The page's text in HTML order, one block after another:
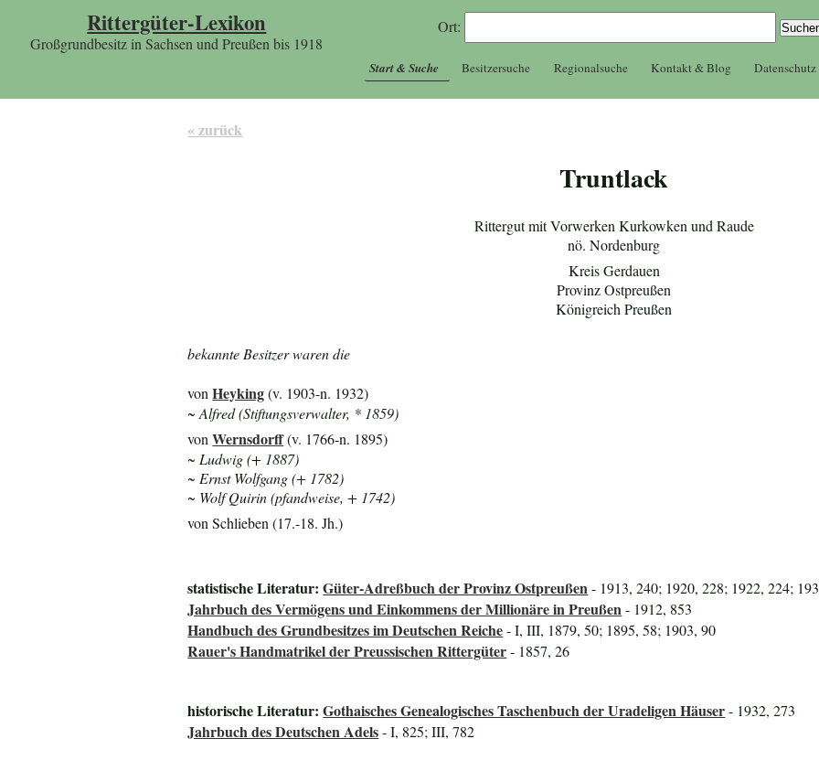
Rittergüter-Lexikon
Großgrundbesitz in Sachsen und Preußen bis 1918
Ort:
Start & Suche Besitzersuche Regionalsuche Kontakt & Blog Datenschutz
« zurück
Truntlack
Rittergut mit Vorwerken Kurkowken und Raude
nö. Nordenburg
Kreis Gerdauen
Provinz Ostpreußen
Königreich Preußen
bekannte Besitzer waren die
vonHeyking(v. 1903-n. 1932)
~ Alfred (Stiftungsverwalter, * 1859)
vonWernsdorff(v. 1766-n. 1895)
~ Ludwig (+ 1887)
~ Ernst Wolfgang (+ 1782)
~ Wolf Quirin (pfandweise,+ 1742)
von Schlieben (17.-18. Jh.)
statistische Literatur:Güter-Adreßbuch der Provinz Ostpreußen - 1913, 240; 1920, 228; 1922, 224;
Jahrbuch des Vermögens und Einkommens der Millionäre in Preußen - 1912, 853
Handbuch des Grundbesitzes im Deutschen Reiche- I, III, 1879, 50; 1895, 58; 1903, 90
Rauer's Handmatrikel der Preussischen Rittergüter- 1857, 26
historische Literatur:Gothaisches Genealogisches Taschenbuch der Uradeligen Häuser- 1932, 273
Jahrbuch des Deutschen Adels- I, 825; III, 782